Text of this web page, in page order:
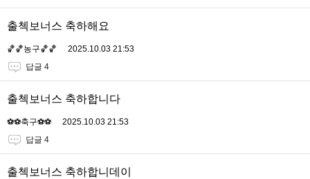
출첵보너스 축하해요
🏀🏀농구🏀🏀
2025.10.03 21:53
답글 4
출첵보너스 축하합니다
⚽️⚽️축구⚽️⚽️
2025.10.03 21:53
답글 4
출첵보너스 축하합니데이